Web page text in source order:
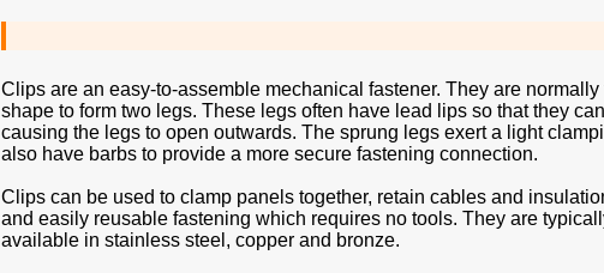
Clips are an easy-to-assemble mechanical fastener. They are
shape to form two legs. These legs often have lead lips so that they
causing the legs to open outwards. The sprung legs exert a light
also have barbs to provide a more secure fastening connection.
Clips can be used to clamp panels together, retain cables and
and easily reusable fastening which requires no tools. They are
available in stainless steel, copper and bronze.